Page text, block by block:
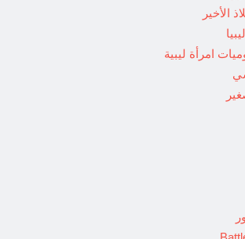
الأخير
امرأة ليبية